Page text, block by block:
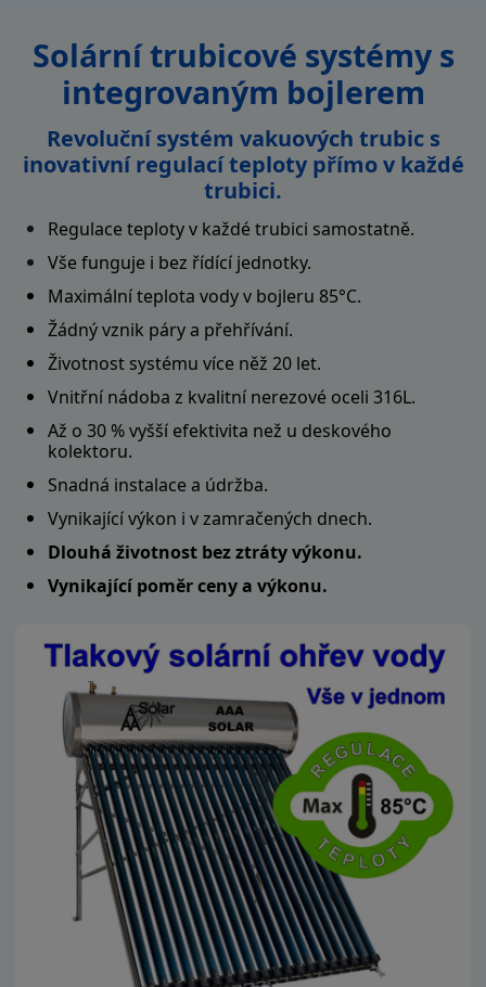
Solární trubicové systémy s
integrovaným bojlerem
Revoluční systém vakuových trubic s
inovativní regulací teploty přímo v každé
trubici.
Regulace teploty v každé trubici samostatně.
Vše funguje i bez řídící jednotky.
Maximální teplota vody v bojleru 85°C.
Žádný vznik páry a přehřívání.
Životnost systému více něž 20 let.
Vnitřní nádoba z kvalitní nerezové oceli 316L.
Až o 30 % vyšší efektivita než u deskového
kolektoru.
Snadná instalace a údržba.
Vynikající výkon i v zamračených dnech.
Dlouhá životnost bez ztráty výkonu.
Vynikající poměr ceny a výkonu.